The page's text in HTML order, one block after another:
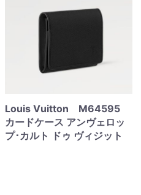
Louis Vuitton M64595
カードケース アンヴェロッ
プ･カルト ドゥ ヴィジット